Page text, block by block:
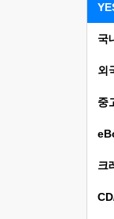
국
외
중
크